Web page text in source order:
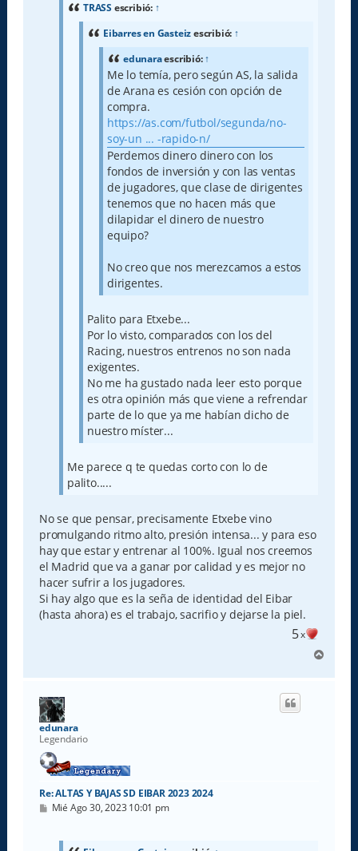
TRASS escribió: ↑
Eibarres en Gasteizescribió: ↑
edunaraescribió:↑
Me lo temía, pero según AS, la salida
de Arana es cesión con opción de
compra.
https://as.com/futbol/segunda/no-
soy-un ... -rapido-n/
Perdemos dinero dinero con los
fondos de inversión y con las ventas
de jugadores, que clase de dirigentes
tenemos que no hacen más que
dilapidar el dinero de nuestro
equipo?
No creo que nos merezcamos a estos
dirigentes.
Palito para Etxebe...
Por lo visto, comparados con los del
Racing, nuestros entrenos no son nada
exigentes.
No me ha gustado nada leer esto porque
es otra opinión más que viene a refrendar
parte de lo que ya me habían dicho de
nuestro míster...
Me parece q te quedas corto con lo de
palito.....
No se que pensar, precisamente Etxebe vino
promulgando ritmo alto, presión intensa... y para eso
hay que estar y entrenar al 100%. Igual nos creemos
el Madrid que va a ganar por calidad y es mejor no
hacer sufrir a los jugadores.
Si hay algo que es la seña de identidad del Eibar
(hasta ahora) es el trabajo, sacrifio y dejarse la piel.
5x
r
edunara
Legendario
Re: ALTAS Y BAJAS SD EIBAR 2023 2024
M
Mié Ago 30, 2023 10:01 pm